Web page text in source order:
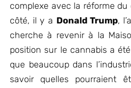
complexe avec la réforme du
côté, il y a Donald Trump,
cherche à revenir à la
position sur le cannabis a
que beaucoup dans
savoir quelles pourraient